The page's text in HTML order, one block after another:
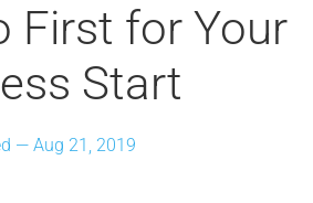
First for Your
Start
— Aug 21, 2019